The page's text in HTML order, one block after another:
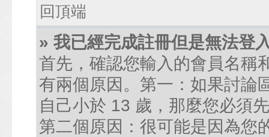
回頂端
» 我已經完成註冊但是無法登
首先，確認您輸入的會員名稱
有兩個原因。第一：如果討論
自己小於 13 歲，那麼您必須
第二個原因：很可能是因為您